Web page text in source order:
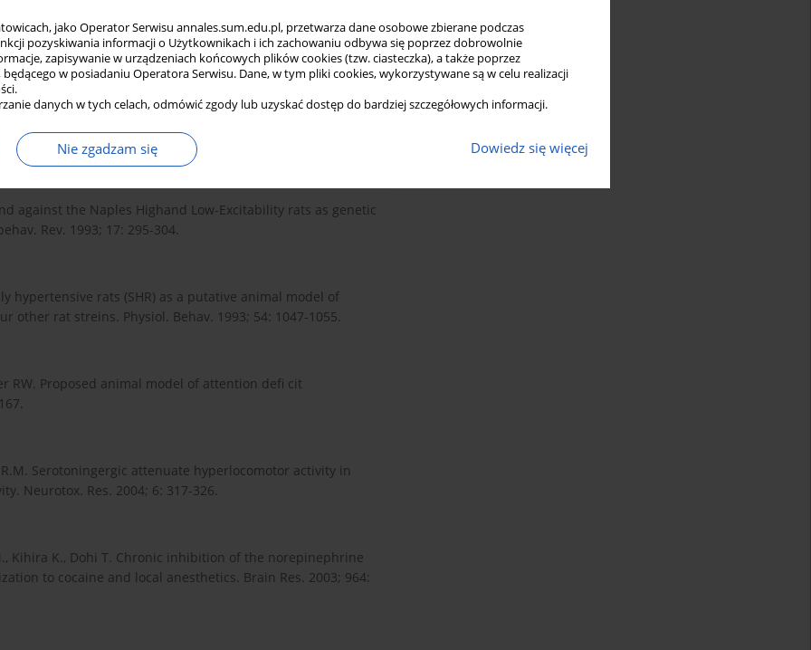
jako Operator Serwisu annales.sum.edu.pl, przetwarza dane osobowe zbierane podczas
pozyskiwania informacji o Użytkownikach i ich zachowaniu odbywa się poprzez dobrowolnie
zapisywanie w urządzeniach końcowych plików cookies (tzw. ciasteczka), a także poprzez
w posiadaniu Operatora Serwisu. Dane, w tym pliki cookies, wykorzystywane są w celu realizacji
danych w tych celach, odmówić zgody lub uzyskać dostęp do bardziej szczegółowych informacji.
Nie zgadzam się Dowiedz się więcej
Non-selective attention and nitric oxide in putative animal
Brain Res. 1998; 95: 123- 133.
Wista-Kyoto rat strain with hyperactivity but without
against the Naples Highand Low-Excitability rats as genetic
Rev. 1993; 17: 295-304.
hypertensive rats (SHR) as a putative animal model of
other rat streins. Physiol. Behav. 1993; 54: 1047-1055.
RW. Proposed animal model of attention defi cit
R.M. Serotoningergic attenuate hyperlocomotor activity in
Neurotox. Res. 2004; 6: 317-326.
Kihira K., Dohi T. Chronic inhibition of the norepinephrine
to cocaine and local anesthetics. Brain Res. 2003; 964: